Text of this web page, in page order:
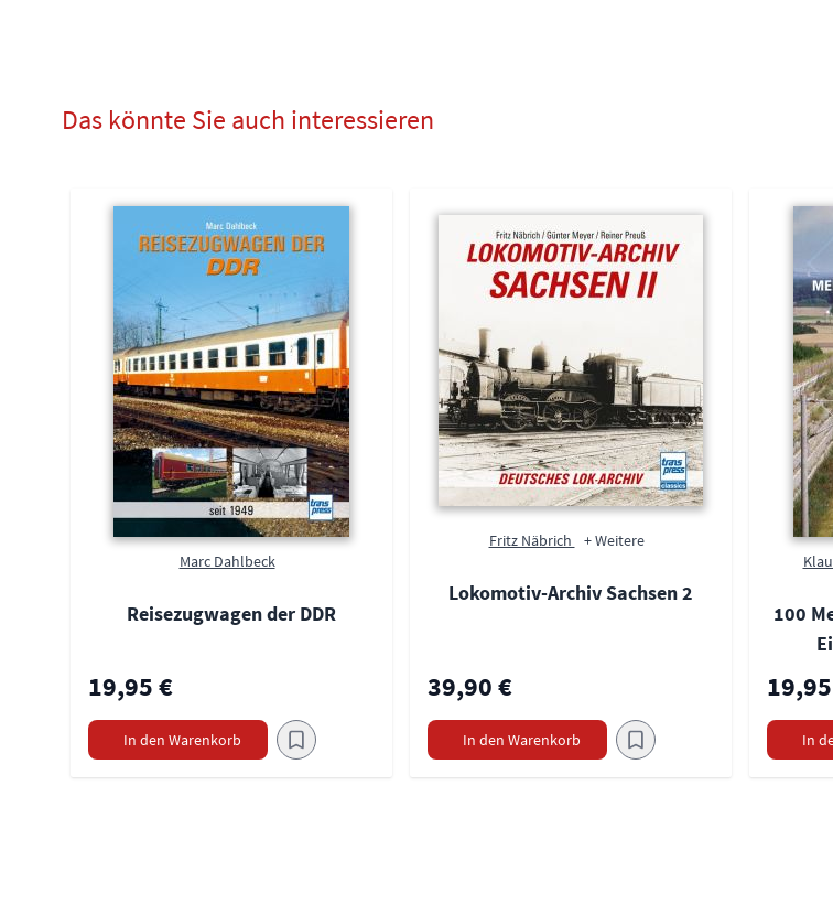
Das könnte Sie auch interessieren
Marc Dahlbeck
Reisezugwagen der DDR
19,95 €
In den Warenkorb
Fritz Näbrich + Weitere
Lokomotiv-Archiv Sachsen 2
39,90 €
In den Warenkorb
100
In